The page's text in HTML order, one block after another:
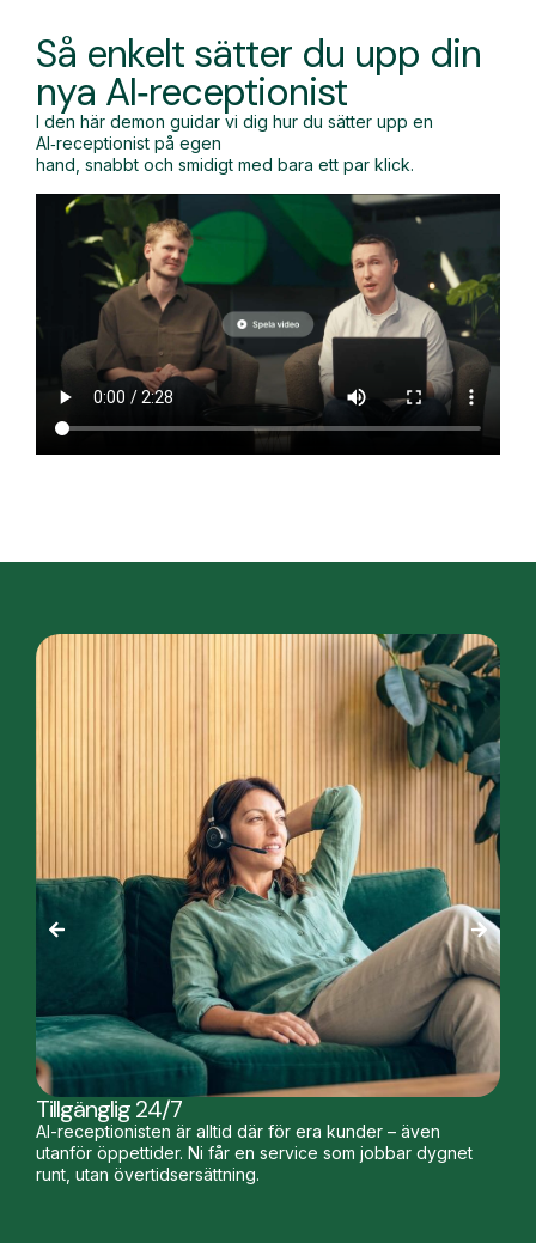
Så enkelt sätter du upp din
nya AI‑receptionist
I den här demon guidar vi dig hur du sätter upp en
AI‑receptionist på egen
hand, snabbt och smidigt med bara ett par klick.
Tillgänglig 24/7
AI-receptionisten är alltid där för era kunder – även
utanför öppettider. Ni får en service som jobbar dygnet
runt, utan övertidsersättning.